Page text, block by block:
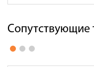
Сопутствующие